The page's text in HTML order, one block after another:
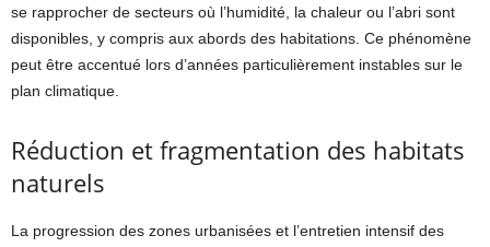
se rapprocher de secteurs où l’humidité, la chaleur ou l’abri sont
disponibles, y compris aux abords des habitations. Ce phénomène
peut être accentué lors d’années particulièrement instables sur le
plan climatique.
Réduction et fragmentation des habitats
naturels
La progression des zones urbanisées et l’entretien intensif des